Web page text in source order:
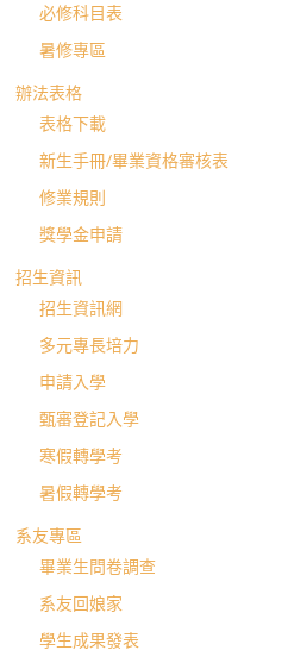
必修科目表
暑修專區
辦法表格
表格下載
新生手冊/畢業資格審核表
修業規則
獎學金申請
招生資訊
招生資訊網
多元專長培力
申請入學
甄審登記入學
寒假轉學考
暑假轉學考
系友專區
畢業生問卷調查
系友回娘家
學生成果發表